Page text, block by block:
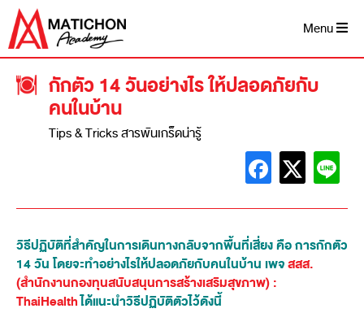
Menu
กักตัว 14 วันอย่างไร ให้ปลอดภัยกับ
คนในบ้าน
Tips & Tricks สารพันเกร็ดน่ารู้
วิธีปฏิบัติที่สำคัญในการเดินทางกลับจากพื้นที่เสี่ยง คือ การกักตัว
14 วัน โดยจะทำอย่างไรให้ปลอดภัยกับคนในบ้าน เพจสสส.
(สำนักงานกองทุนสนับสนุนการสร้างเสริมสุขภาพ) :
ThaiHealthได้แนะนำวิธีปฏิบัติตัวไว้ดังนี้